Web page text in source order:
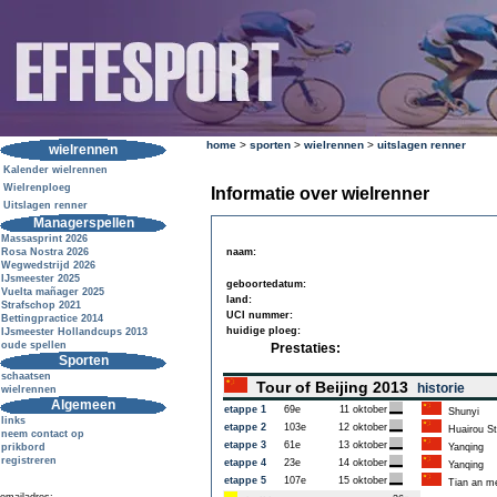
wielrennen
Kalender wielrennen
Wielrenploeg
Uitslagen renner
Managerspellen
Massasprint 2026
Rosa Nostra 2026
Wegwedstrijd 2026
IJsmeester 2025
Vuelta mañager 2025
Strafschop 2021
Bettingpractice 2014
IJsmeester Hollandcups 2013
oude spellen
Sporten
schaatsen
wielrennen
Algemeen
links
neem contact op
prikbord
registreren
home > sporten > wielrennen > uitslagen renner
Informatie over wielrenner
naam:
geboortedatum:
land:
UCI nummer:
huidige ploeg:
Prestaties:
Tour of Beijing 2013 historie
etappe 1 69e 11 oktober
Shunyi
etappe 2
103e 12 oktober
Huairou
etappe 3
61e 13 oktober
Yanqing
etappe 4
23e 14 oktober
Yanqing
etappe 5
107e 15 oktober
Tian an